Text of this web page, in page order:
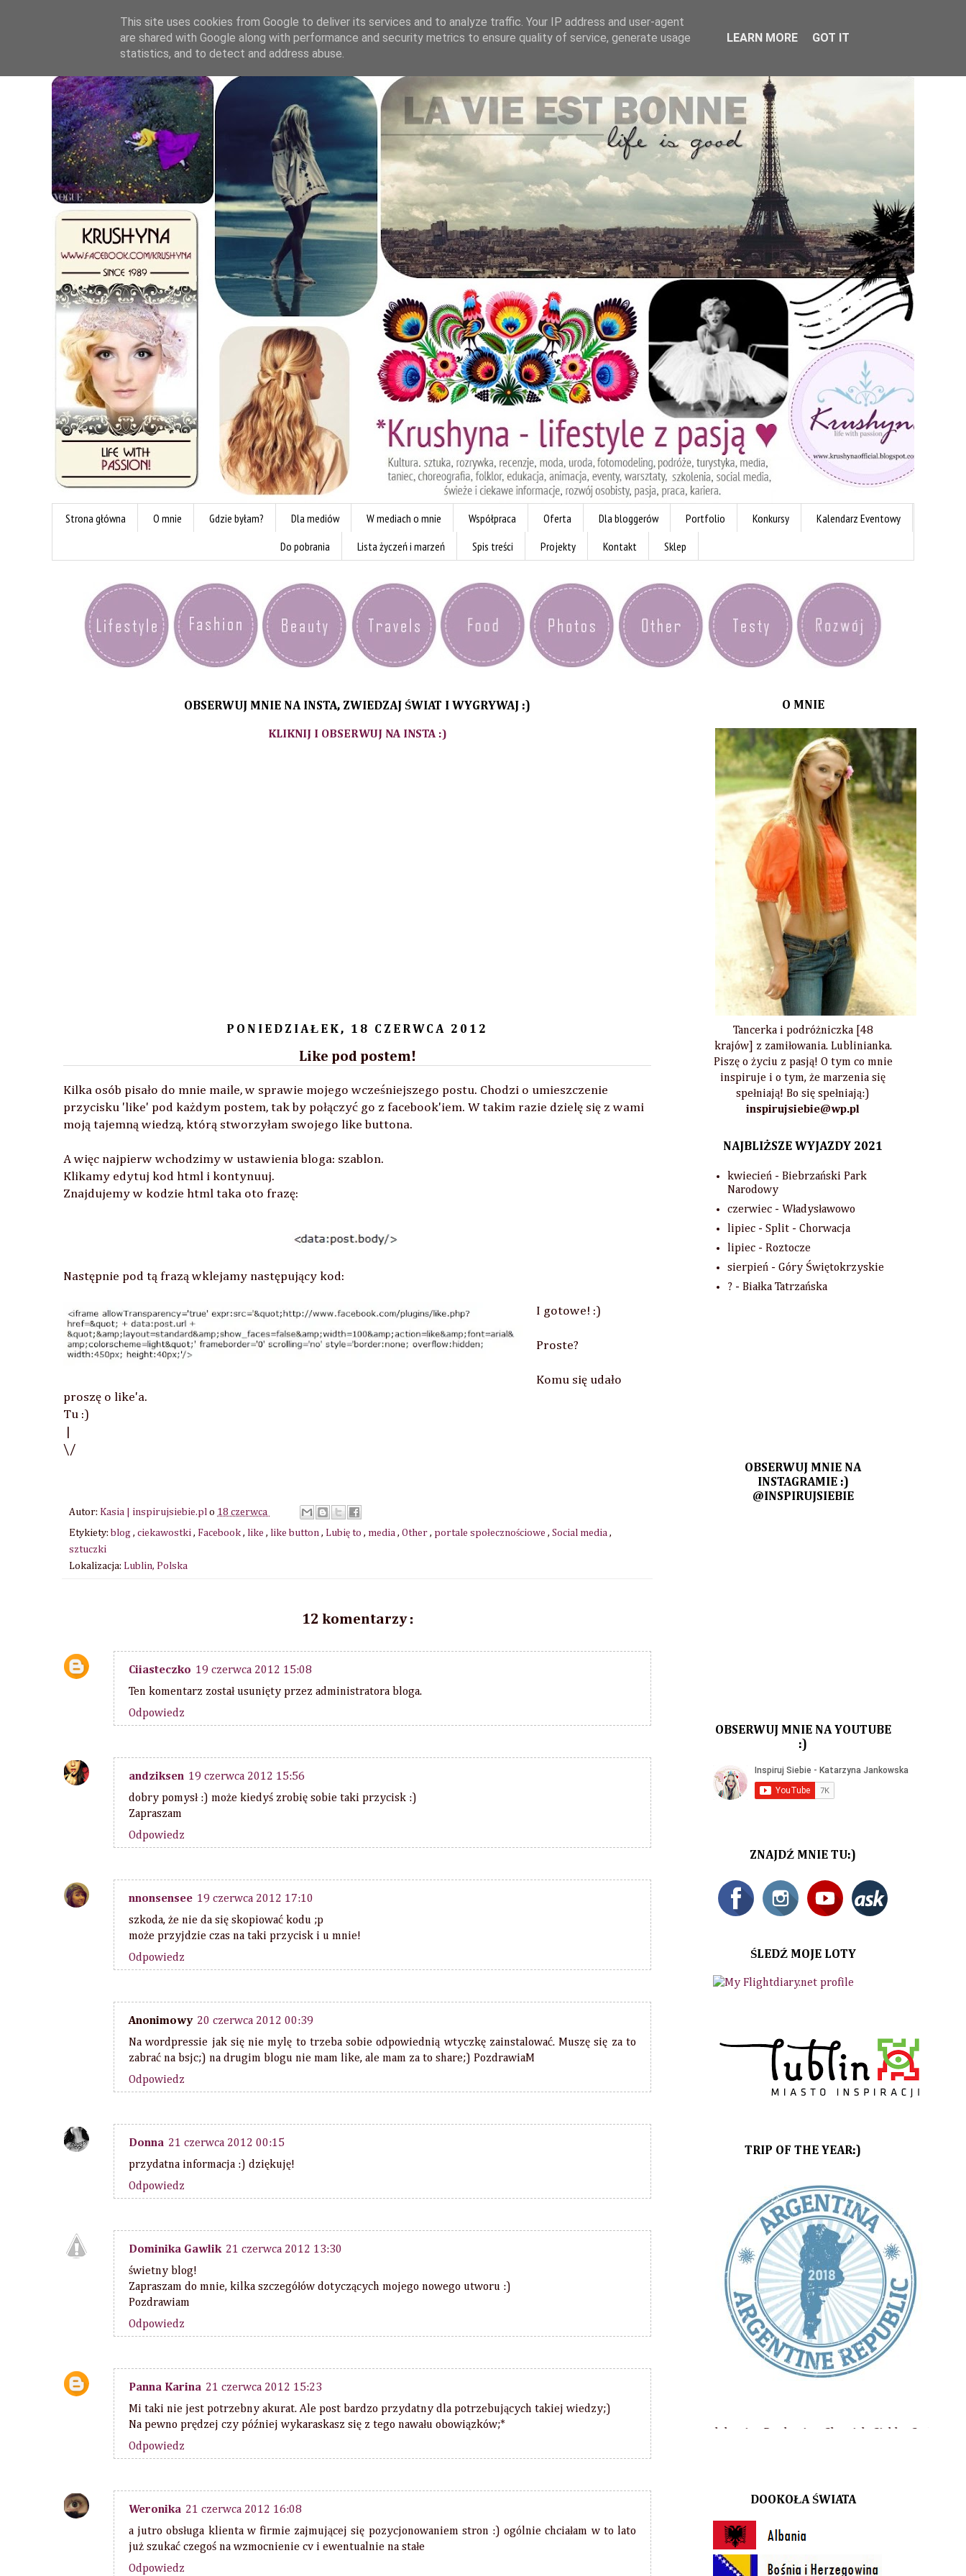
.
Strona główna O mnie Gdzie byłam? Dla mediów W mediach o mnie Współpraca Oferta Dla bloggerów Portfolio Konkursy
Kalendarz Eventowy
Do pobrania
Lista życzeń i marzeń Spis treści Projekty Kontakt Sklep
OBSERWUJ MNIE NA INSTA, ZWIEDZAJ ŚWIAT I WYGRYWAJ :)
KLIKNIJ I OBSERWUJ NA INSTA :)
PONIEDZIAŁEK, 18 CZERWCA 2012
Like pod postem!
Kilka osób pisało do mnie maile, w sprawie mojego wcześniejszego postu. Chodzi o umieszczenie
przycisku 'like' pod każdym postem, tak by połączyć go z facebook'iem. W takim razie dzielę się z wami
moją tajemną wiedzą, którą stworzyłam swojego like buttona.
A więc najpierw wchodzimy w ustawienia bloga: szablon.
Klikamy edytuj kod html i kontynuuj.
Znajdujemy w kodzie html taka oto frazę:
Następnie pod tą frazą wklejamy następujący kod:
I gotowe! :)
Proste?
Komu się udało
proszę o like'a.
Tu :)
\/
Autor: Kasia | inspirujsiebie.pl o 18 czerwca
Etykiety: blog , ciekawostki , Facebook , like , like button , Lubię to , media , Other , portale społecznościowe , Social media ,
sztuczki
Lokalizacja: Lublin, Polska
12 komentarzy :
Ciiasteczko 19 czerwca 2012 15:08
Ten komentarz został usunięty przez administratora bloga.
Odpowiedz
andziksen 19 czerwca 2012 15:56
dobry pomysł :) może kiedyś zrobię sobie taki przycisk :)
Zapraszam
Odpowiedz
nnonsensee 19 czerwca 2012 17:10
szkoda, że nie da się skopiować kodu ;p
może przyjdzie czas na taki przycisk i u mnie!
Odpowiedz
Anonimowy 20 czerwca 2012 00:39
Na wordpressie jak się nie mylę to trzeba sobie odpowiednią wtyczkę zainstalować. Muszę się za to
zabrać na bsjc;) na drugim blogu nie mam like, ale mam za to share;) PozdrawiaM
Odpowiedz
Donna 21 czerwca 2012 00:15
przydatna informacja :) dziękuję!
Odpowiedz
Dominika Gawlik 21 czerwca 2012 13:30
świetny blog!
Zapraszam do mnie, kilka szczegółów dotyczących mojego nowego utworu :)
Pozdrawiam
Odpowiedz
Panna Karina 21 czerwca 2012 15:23
Mi taki nie jest potrzebny akurat. Ale post bardzo przydatny dla potrzebujących takiej wiedzy;)
Na pewno prędzej czy później wykaraskasz się z tego nawału obowiązków;*
Odpowiedz
Weronika 21 czerwca 2012 16:08
a jutro obsługa klienta w firmie zajmującej się pozycjonowaniem stron :) ogólnie chciałam w to lato
już szukać czegoś na wzmocnienie cv i ewentualnie na stałe
Odpowiedz
O MNIE
Tancerka i podróżniczka [48
krajów] z zamiłowania. Lublinianka.
Piszę o życiu z pasją! O tym co mnie
inspiruje i o tym, że marzenia się
spełniają! Bo się spełniają:)
inspirujsiebie@wp.pl
NAJBLIŻSZE WYJAZDY 2021
kwiecień - Biebrzański Park
Narodowy
czerwiec - Władysławowo
lipiec - Split - Chorwacja
lipiec - Roztocze
sierpień - Góry Świętokrzyskie
? - Białka Tatrzańska
OBSERWUJ MNIE NA
INSTAGRAMIE :)
@INSPIRUJSIEBIE
OBSERWUJ MNIE NA YOUTUBE
:)
ZNAJDŹ MNIE TU:)
ŚLEDŹ MOJE LOTY
TRIP OF THE YEAR:)
i osoby z którymi współpracowałam: All Bag, AnaEme Style, At Design, Aqua Lublin, Arena Lublin, Biuro Podróży ITAKA, Celebration Production, Cherrish, Cishky, Cocktail Shock, Corin,
DOOKOŁA ŚWIATA
This site uses cookies from Google to deliver its services and to analyze traffic. Your IP address and user-agent
are shared with Google along with performance and security metrics to ensure quality of service, generate usage
statistics, and to detect and address abuse.
LEARN MORE GOT IT